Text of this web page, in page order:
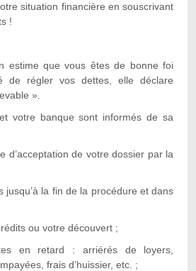
situation financière en souscrivant
!
estime que vous êtes de bonne foi
de régler vos dettes, elle déclare
».
votre banque sont informés de sa
d’acceptation de votre dossier par la
jusqu’à la fin de la procédure et dans
ou votre découvert ;
en retard : arriérés de loyers,
frais d’huissier, etc. ;